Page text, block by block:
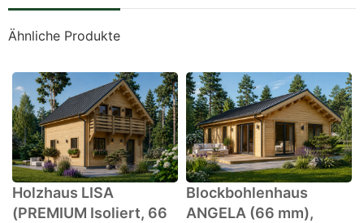
Ähnliche Produkte
Holzhaus LISA
(PREMIUM Isoliert, 66
Blockbohlenhaus
ANGELA (66 mm),